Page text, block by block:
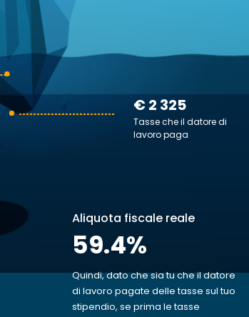
€ 2 325
Tasse che il datore di
lavoro paga
Aliquota fiscale reale
59.4%
Quindi, dato che sia tu che il datore
di lavoro pagate delle tasse sul tuo
stipendio, se prima le tasse